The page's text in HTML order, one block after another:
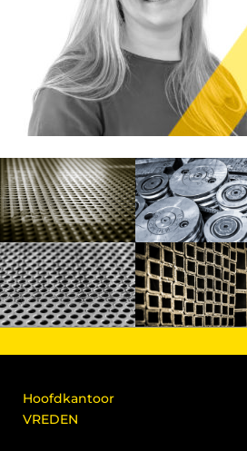
Hoofdkantoor
VREDEN